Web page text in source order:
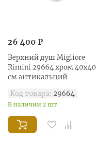
26 400 ₽
Верхний душ Migliore
Rimini 29664 хром 40х40
см антикальций
Код товара: 29664
В наличии 2 шт